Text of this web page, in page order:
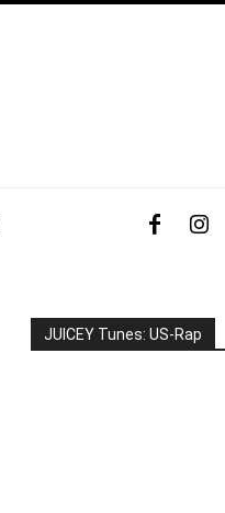
JUICEY Tunes: US-Rap